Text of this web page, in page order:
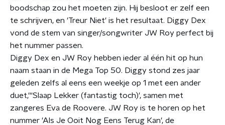
boodschap zou het moeten zijn. Hij besloot er zelf een
te schrijven, en 'Treur Niet' is het resultaat. Diggy Dex
vond de stem van singer/songwriter JW Roy perfect bij
het nummer passen.
Diggy Dex en JW Roy hebben ieder al één hit op hun
naam staan in de Mega Top 50. Diggy stond zes jaar
geleden zelfs al eens een weekje op 1 met een ander
duet,'“Slaap Lekker (fantastig toch)', samen met
zangeres Eva de Roovere. JW Roy is te horen op het
nummer 'Als Je Ooit Nog Eens Terug Kan', de